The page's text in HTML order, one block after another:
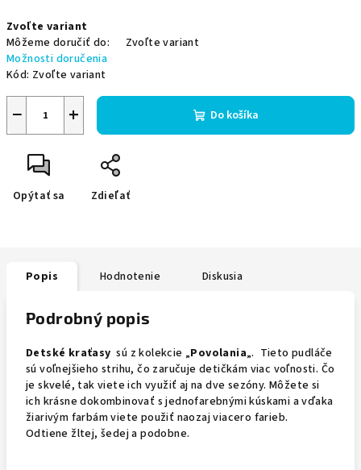
cena:
Zvoľte variant
Môžeme doručiť do:
Zvoľte variant
Možnosti doručenia
Kód: Zvoľte variant
+
− Do košíka
Opýtať sa Zdieľať
Popis Hodnotenie Diskusia
Podrobný popis
Detské kraťasy sú z kolekcie „Povolania„. Tieto pudláče
sú voľnejšieho strihu, čo zaručuje detičkám viac voľnosti. Čo
je skvelé, tak viete ich využiť aj na dve sezóny. Môžete si
ich krásne dokombinovať s jednofarebnými kúskami a vďaka
žiarivým farbám viete použiť naozaj viacero farieb.
Odtiene žltej, šedej a podobne.